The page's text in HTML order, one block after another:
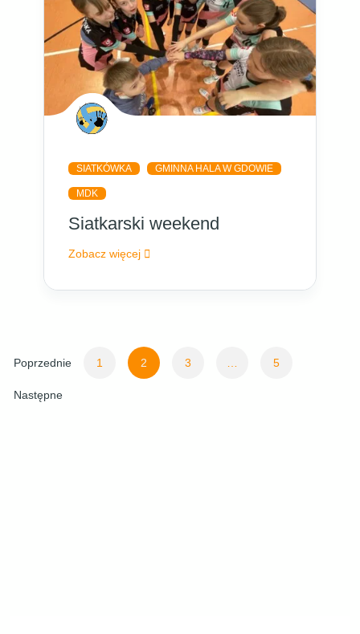
SIATKÓWKA GMINNA HALA W GDOWIE
MDK
Siatkarski weekend
Zobacz więcej
Stronicowanie
Poprzednie 1 2 3 … 5
Następne